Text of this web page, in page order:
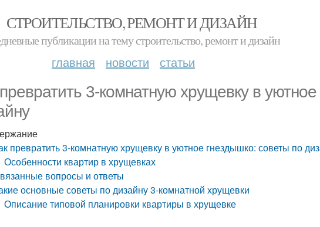
СТРОИТЕЛЬСТВО, РЕМОНТ И ДИЗАЙН
публикации на тему строительство, ремонт и дизайн
главная новости статьи
3-комнатную хрущевку в
превратить 3-комнатную хрущевку в уютное гнездышко: советы по
Особенности квартир в хрущевках
вопросы и ответы
основные советы по дизайну 3-комнатной хрущевки
Описание типовой планировки квартиры в хрущевке